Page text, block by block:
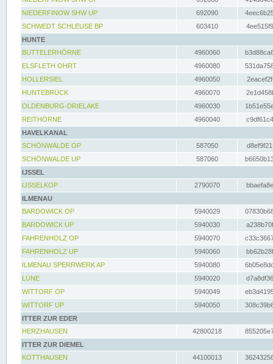
NIEDERFINOW SHW UP
692090
SCHWEDT SCHLEUSE BP
603410
HUNTE
BUTTELERHÖRNE
4960060
ELSFLETH OHRT
4960080
HOLLERSIEL
4960050
HUNTEBRÜCK
4960070
OLDENBURG-DRIELAKE
4960030
REITHÖRNE
4960040
HAVELKANAL
SCHÖNWALDE OP
587050
SCHÖNWALDE UP
587060
IJSSEL
IJSSELKOP
2790070
ILMENAU
BARDOWICK OP
5940029
BARDOWICK UP
5940030
FAHRENHOLZ OP
5940070
FAHRENHOLZ UP
5940060
ILMENAU SPERRWERK AP
5940080
LÜNE
5940020
WITTORF OP
5940049
WITTORF UP
5940050
ITTER ZUR EDER
HERZHAUSEN
42800218
ITTER ZUR DIEMEL
KOTTHAUSEN
44100013